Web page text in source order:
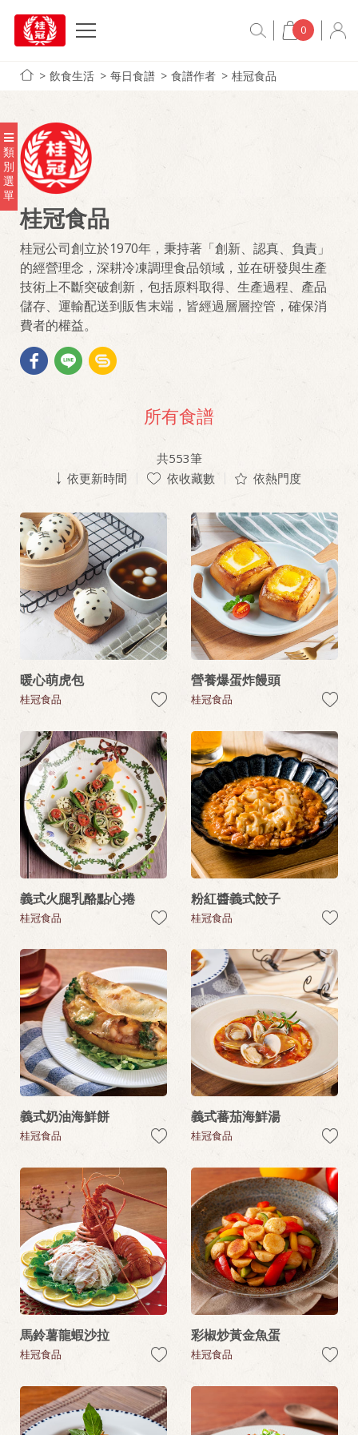
0
飲食生活 每日食譜 食譜作者 桂冠食品
類
別
選
單
桂冠食品
桂冠公司創立於1970年，秉持著「創新、認真、負責」
的經營理念，深耕冷凍調理食品領域，並在研發與生產
技術上不斷突破創新，包括原料取得、生產過程、產品
儲存、運輸配送到販售末端，皆經過層層控管，確保消
費者的權益。
所有食譜
共553筆
依更新時間
依收藏數 依熱門度
暖心萌虎包
桂冠食品
營養爆蛋炸饅頭
桂冠食品
義式火腿乳酪點心捲
桂冠食品
粉紅醬義式餃子
桂冠食品
義式奶油海鮮餅
桂冠食品
義式蕃茄海鮮湯
桂冠食品
馬鈴薯龍蝦沙拉
桂冠食品
彩椒炒黃金魚蛋
桂冠食品